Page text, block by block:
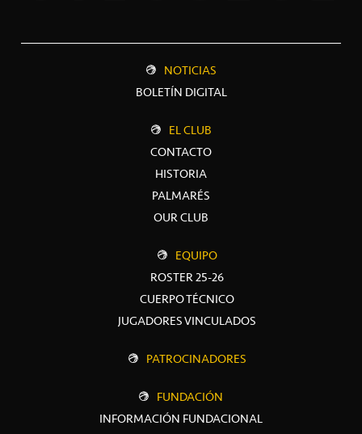
NOTICIAS
BOLETÍN DIGITAL
EL CLUB
CONTACTO
HISTORIA
PALMARÉS
OUR CLUB
EQUIPO
ROSTER 25-26
CUERPO TÉCNICO
JUGADORES VINCULADOS
PATROCINADORES
FUNDACIÓN
INFORMACIÓN FUNDACIONAL